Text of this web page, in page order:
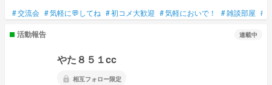
#交流会 #気軽に💬してね #初コメ大歓迎 #気軽においで！ #雑談部屋 #
活動報告 連載中
やた８５１cc
lock 相互フォロー限定